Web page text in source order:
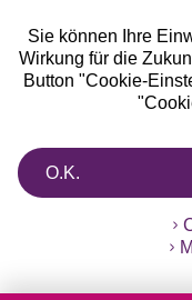
Sie können Ihre
Wirkung für die
Button "Cookie-
O.K.